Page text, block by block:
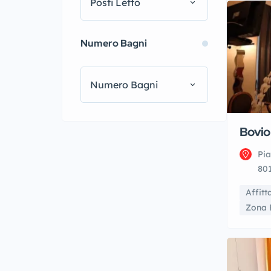
Numero Bagni
Numero Bagni
Zona